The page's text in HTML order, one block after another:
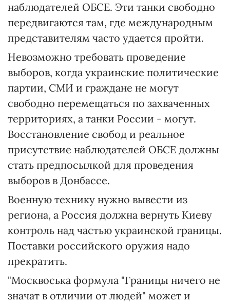
наблюдателей ОБСЕ. Эти танки свободно
передвигаются там, где международным
представителям часто удается пройти.
Невозможно требовать проведение
выборов, когда украинские политические
партии, СМИ и граждане не могут
свободно перемещаться по захваченных
территориях, а танки России - могут.
Восстановление свобод и реальное
присутствие наблюдателей ОБСЕ должны
стать предпосылкой для проведения
выборов в Донбассе.
Военную технику нужно вывести из
региона, а Россия должна вернуть Киеву
контроль над частью украинской границы.
Поставки российского оружия надо
прекратить.
"Москвоська формула "Границы ничего не
значат в отличии от людей" может и